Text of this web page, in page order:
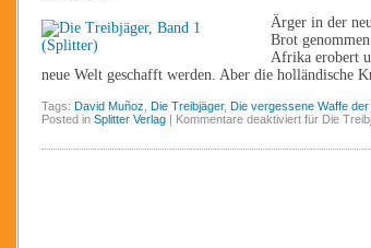
Ärger in der
Brot
Afrika erobert
neue Welt geschafft werden. Aber die holländische
Tags: David Muñoz Die Treibjäger, Die vergessene Waffe der
Posted in Splitter Verlag | Kommentare deaktiviert für Die